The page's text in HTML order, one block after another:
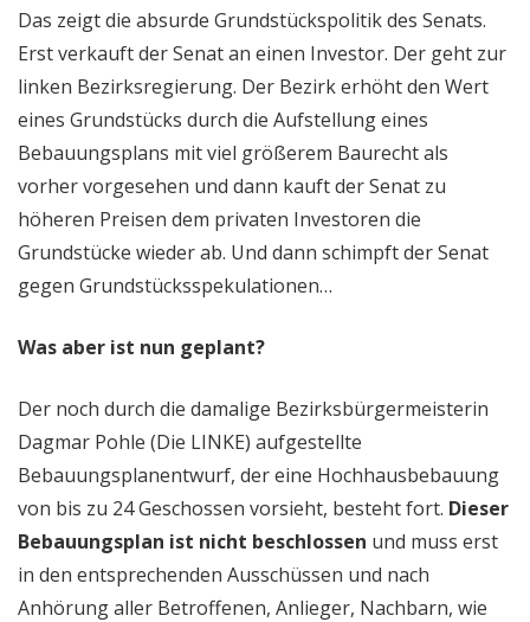
Das zeigt die absurde Grundstückspolitik des Senats.
Erst verkauft der Senat an einen Investor. Der geht zur
linken Bezirksregierung. Der Bezirk erhöht den Wert
eines Grundstücks durch die Aufstellung eines
Bebauungsplans mit viel größerem Baurecht als
vorher vorgesehen und dann kauft der Senat zu
höheren Preisen dem privaten Investoren die
Grundstücke wieder ab. Und dann schimpft der Senat
gegen Grundstücksspekulationen…
Was aber ist nun geplant?
Der noch durch die damalige Bezirksbürgermeisterin
Dagmar Pohle (Die LINKE) aufgestellte
Bebauungsplanentwurf, der eine Hochhausbebauung
von bis zu 24 Geschossen vorsieht, besteht fort. Dieser
Bebauungsplan ist nicht beschlossen und muss erst
in den entsprechenden Ausschüssen und nach
Anhörung aller Betroffenen, Anlieger, Nachbarn, wie